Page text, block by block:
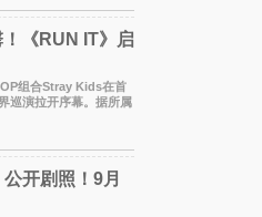
《RUN IT》启
组合Stray Kids在首
巡演拉开序幕。据所属
日及本月1至2日
开剧照！9月